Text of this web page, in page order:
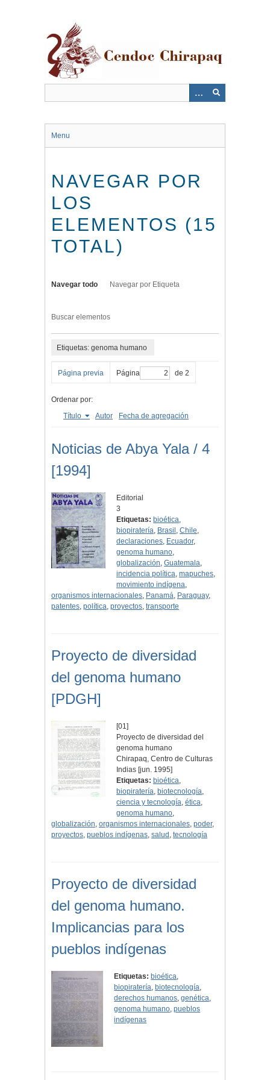
Menu
NAVEGAR POR
LOS
ELEMENTOS (15
TOTAL)
Navegar todo Navegar por Etiqueta
Buscar elementos
Etiquetas: genoma humano
Página previa Página de 2
Ordenar por:
Título
Autor Fecha de agregación
Noticias de Abya Yala / 4
[1994]
Editorial
3
Etiquetas: bioética,
biopiratería, Brasil ,Chile,
declaraciones, Ecuador,
genoma humano,
globalización,Guatemala,
incidencia política,mapuches,
movimiento indígena,
organismos internacionales, Panamá, Paraguay,
patentes, política, proyectos, transporte
Proyecto de diversidad
del genoma humano
[PDGH]
[01]
Proyecto de diversidad del
genoma humano
Chirapaq, Centro de Culturas
Indias [jun. 1995]
Etiquetas: bioética,
biopiratería, biotecnología,
ciencia y tecnología,ética,
genoma humano,
globalización, organismos internacionales, poder,
proyectos, pueblos indígenas, salud , tecnología
Proyecto de diversidad
del genoma humano.
Implicancias para los
pueblos indígenas
Etiquetas: bioética,
biopiratería, biotecnología,
derechos humanos,genética,
genoma humano,pueblos
indígenas